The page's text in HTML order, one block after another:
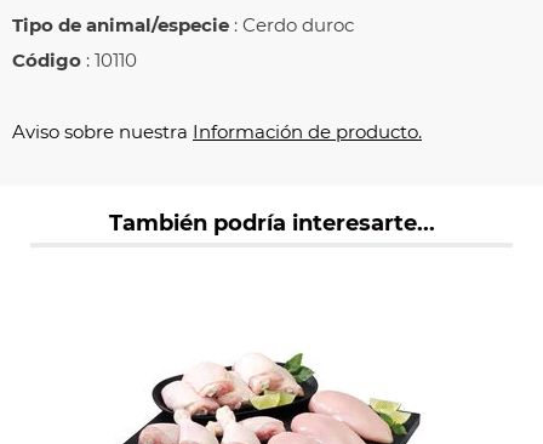
Tipo de animal/especie : Cerdo duroc
Código : 10110
Aviso sobre nuestra Información de producto.
También podría interesarte...